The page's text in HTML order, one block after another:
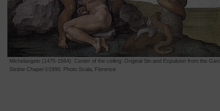
Michelangelo (1475-1564): Center of the ceiling: Original Sin and Expulsion from the
Sistine Chapel ©1990. Photo Scala, Florence